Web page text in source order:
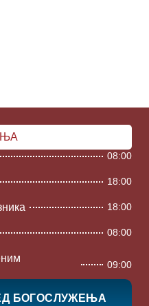
08:00
18:00
18:00
08:00
09:00
БОГОСЛУЖЕЊА